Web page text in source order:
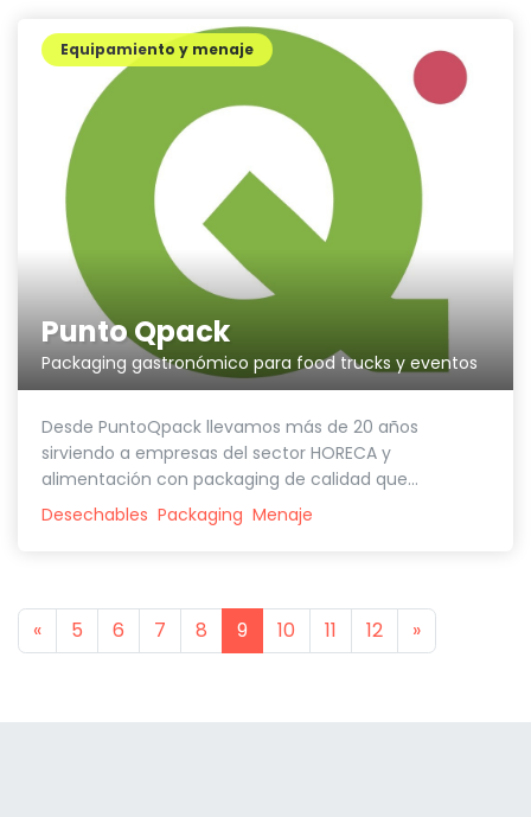
Punto Qpack
Packaging gastronómico para food trucks y eventos
Equipamiento y menaje
Desde PuntoQpack llevamos más de 20 años
sirviendo a empresas del sector HORECA y
alimentación con packaging de calidad que...
Desechables Packaging Menaje
«Previous
5 6 7 8 9 10 11 12 »Next